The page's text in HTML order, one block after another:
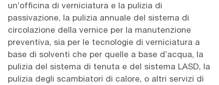
un’officina di verniciatura e la pulizia di
passivazione, la pulizia annuale del sistema di
circolazione della vernice per la manutenzione
preventiva, sia per le tecnologie di verniciatura a
base di solventi che per quelle a base d’acqua, la
pulizia del sistema di tenuta e del sistema LASD, la
pulizia degli scambiatori di calore, o altri servizi di